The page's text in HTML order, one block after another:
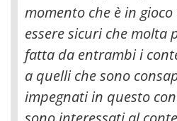
momento che è in
essere sicuri che molta
fatta da entrambi i
a quelli che sono
impegnati in questo